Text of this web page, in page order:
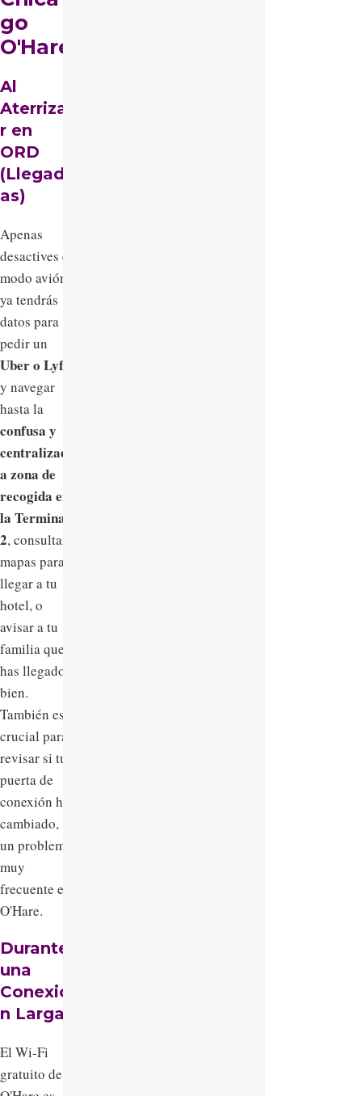
go
O'Hare
Al
Aterriza
r en
ORD
(Llegad
as)
Apenas
desactives el
modo avión,
ya tendrás
datos para
pedir un
Uber o Lyft
y navegar
hasta la
confusa y
centralizad
a zona de
recogida en
la Terminal
2, consultar
mapas para
llegar a tu
hotel, o
avisar a tu
familia que
has llegado
bien.
También es
crucial para
revisar si tu
puerta de
conexión ha
cambiado,
un problema
muy
frecuente en
O'Hare.
Durante
una
Conexió
n Larga
El Wi-Fi
gratuito de